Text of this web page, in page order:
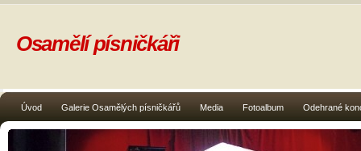
Úvod Galerie Osamělých písničkářů Media Fotoalbum Odehrané
Osamělí písničkáři